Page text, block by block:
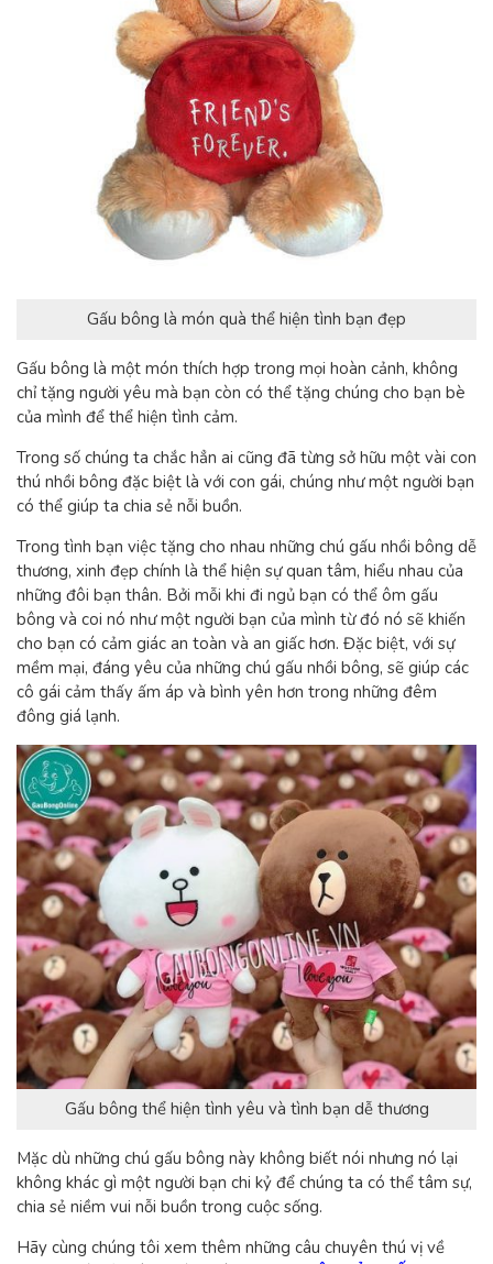
Gấu bông là món quà thể hiện tình bạn đẹp
Gấu bông là một món thích hợp trong mọi hoàn cảnh, không
chỉ tặng người yêu mà bạn còn có thể tặng chúng cho bạn bè
của mình để thể hiện tình cảm.
Trong số chúng ta chắc hẳn ai cũng đã từng sở hữu một vài con
thú nhồi bông đặc biệt là với con gái, chúng như một người bạn
có thể giúp ta chia sẻ nỗi buồn.
Trong tình bạn việc tặng cho nhau những chú gấu nhồi bông dễ
thương, xinh đẹp chính là thể hiện sự quan tâm, hiểu nhau của
những đôi bạn thân. Bởi mỗi khi đi ngủ bạn có thể ôm gấu
bông và coi nó như một người bạn của mình từ đó nó sẽ khiến
cho bạn có cảm giác an toàn và an giấc hơn. Đặc biệt, với sự
mềm mại, đáng yêu của những chú gấu nhồi bông, sẽ giúp các
cô gái cảm thấy ấm áp và bình yên hơn trong những đêm
đông giá lạnh.
Gấu bông thể hiện tình yêu và tình bạn dễ thương
Mặc dù những chú gấu bông này không biết nói nhưng nó lại
không khác gì một người bạn chi kỷ để chúng ta có thể tâm sự,
chia sẻ niềm vui nỗi buồn trong cuộc sống.
Hãy cùng chúng tôi xem thêm những câu chuyên thú vị về